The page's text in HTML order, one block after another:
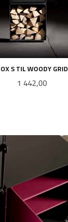
S TIL WOODY GRID
Pris
1 442,00